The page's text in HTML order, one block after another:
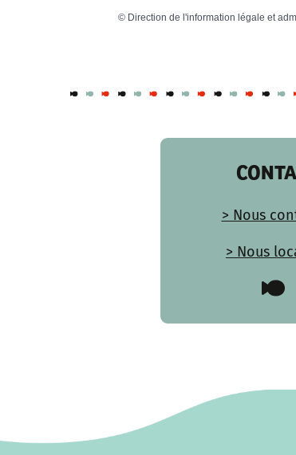
© Direction de l'information légale et
> Nous
> Nous